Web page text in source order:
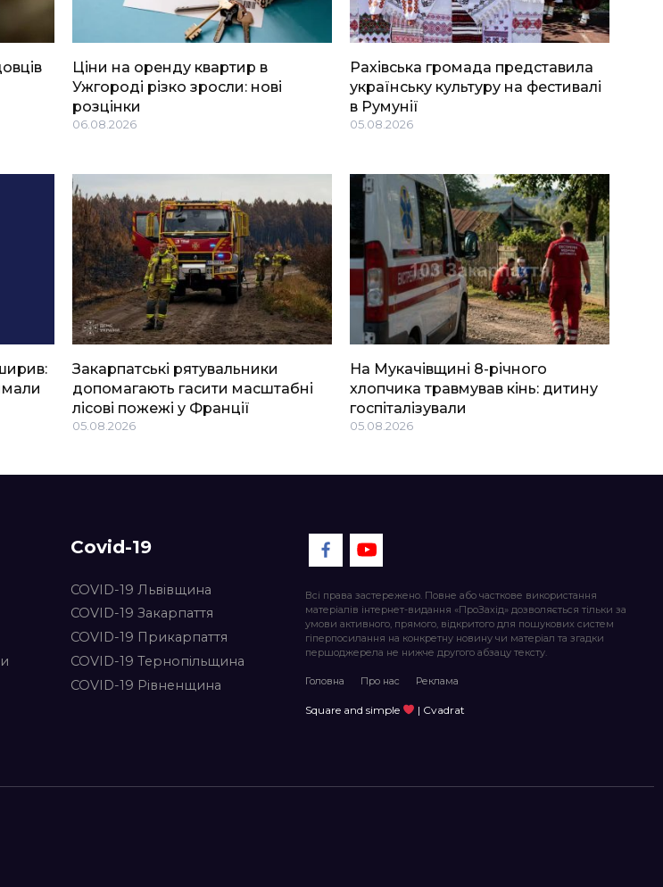
Ціни на оренду квартир в
Ужгороді різко зросли: нові
розцінки
06.08.2026
Рахівська громада представила
українську культуру на фестивалі
в Румунії
05.08.2026
Закарпатські рятувальники
допомагають гасити масштабні
лісові пожежі у Франції
05.08.2026
На Мукачівщині 8-річного
хлопчика травмував кінь: дитину
госпіталізували
05.08.2026
Covid-19
COVID-19 Львівщина
COVID-19 Закарпаття
COVID-19 Прикарпаття
COVID-19 Тернопільщина
COVID-19 Рівненщина
Всі права застережено. Повне або часткове використання
матеріалів інтернет-видання «ПроЗахід» дозволяється тільки за
умови активного, прямого, відкритого для пошукових систем
гіперпосилання на конкретну новину чи матеріал та згадки
першоджерела не нижче другого абзацу тексту.
Головна Про нас Реклама
Square and simple | Cvadrat